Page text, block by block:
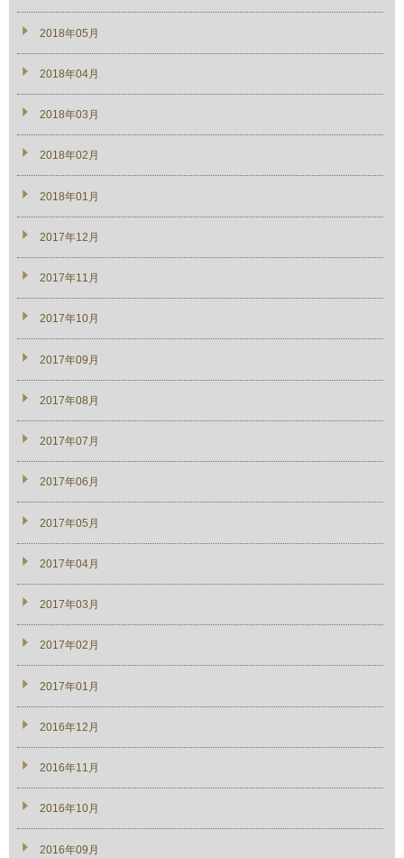
2018年05月
2018年04月
2018年03月
2018年02月
2018年01月
2017年12月
2017年11月
2017年10月
2017年09月
2017年08月
2017年07月
2017年06月
2017年05月
2017年04月
2017年03月
2017年02月
2017年01月
2016年12月
2016年11月
2016年10月
2016年09月